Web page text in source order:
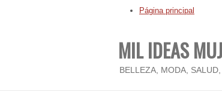
Página principal
MIL IDEAS
BELLEZA, MODA,